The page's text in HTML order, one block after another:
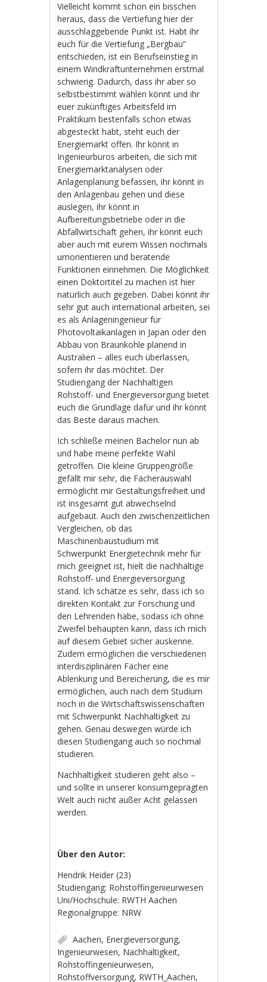
Vielleicht kommt schon ein bisschen
heraus, dass die Vertiefung hier der
ausschlaggebende Punkt ist. Habt ihr
euch für die Vertiefung „Bergbau“
entschieden, ist ein Berufseinstieg in
einem Windkraftunternehmen erstmal
schwierig. Dadurch, dass ihr aber so
selbstbestimmt wählen könnt und ihr
euer zukünftiges Arbeitsfeld im
Praktikum bestenfalls schon etwas
abgesteckt habt, steht euch der
Energiemarkt offen. Ihr könnt in
Ingenieurbüros arbeiten, die sich mit
Energiemarktanalysen oder
Anlagenplanung befassen, ihr könnt in
den Anlagenbau gehen und diese
auslegen, ihr könnt in
Aufbereitungsbetriebe oder in die
Abfallwirtschaft gehen, ihr könnt euch
aber auch mit eurem Wissen nochmals
umorientieren und beratende
Funktionen einnehmen. Die Möglichkeit
einen Doktortitel zu machen ist hier
natürlich auch gegeben. Dabei könnt ihr
sehr gut auch international arbeiten, sei
es als Anlageningenieur für
Photovoltaikanlagen in Japan oder den
Abbau von Braunkohle planend in
Australien – alles euch überlassen,
sofern ihr das möchtet. Der
Studiengang der Nachhaltigen
Rohstoff- und Energieversorgung bietet
euch die Grundlage dafür und ihr könnt
das Beste daraus machen.
Ich schließe meinen Bachelor nun ab
und habe meine perfekte Wahl
getroffen. Die kleine Gruppengröße
gefällt mir sehr, die Fächerauswahl
ermöglicht mir Gestaltungsfreiheit und
ist insgesamt gut abwechselnd
aufgebaut. Auch den zwischenzeitlichen
Vergleichen, ob das
Maschinenbaustudium mit
Schwerpunkt Energietechnik mehr für
mich geeignet ist, hielt die nachhaltige
Rohstoff- und Energieversorgung
stand. Ich schätze es sehr, dass ich so
direkten Kontakt zur Forschung und
den Lehrenden habe, sodass ich ohne
Zweifel behaupten kann, dass ich mich
auf diesem Gebiet sicher auskenne.
Zudem ermöglichen die verschiedenen
interdisziplinären Fächer eine
Ablenkung und Bereicherung, die es mir
ermöglichen, auch nach dem Studium
noch in die Wirtschaftswissenschaften
mit Schwerpunkt Nachhaltigkeit zu
gehen. Genau deswegen würde ich
diesen Studiengang auch so nochmal
studieren.
Nachhaltigkeit studieren geht also –
und sollte in unserer konsumgeprägten
Welt auch nicht außer Acht gelassen
werden.
Über den Autor:
Hendrik Heider (23)
Studiengang: Rohstoffingenieurwesen
Uni/Hochschule: RWTH Aachen
Regionalgruppe: NRW
Aachen, Energieversorgung,
Ingenieurwesen, Nachhaltigkeit,
Rohstoffingenieurwesen,
Rohstoffversorgung, RWTH_Aachen,